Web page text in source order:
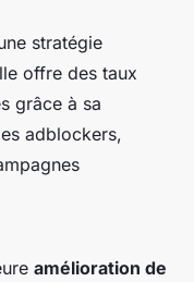
stratégie
offre des taux
grâce à sa
adblockers,
amélioration de